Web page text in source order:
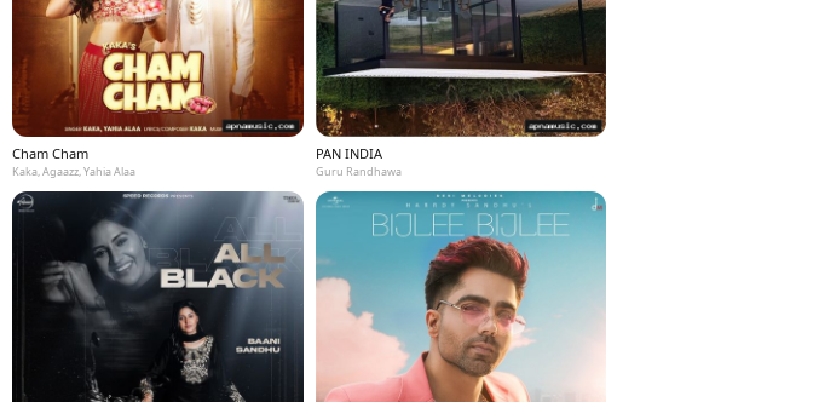
Cham Cham
Kaka, Agaazz, Yahia Alaa
PAN INDIA
Guru Randhawa